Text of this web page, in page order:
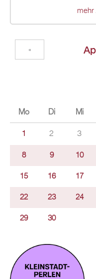
mehr
«
Mo Di Mi
1 2 3
8 9 10
15 16 17
22 23 24
29 30